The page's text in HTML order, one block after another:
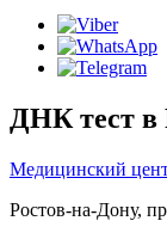
ДНК тест в
Медицинский
Ростов-на-Дону,